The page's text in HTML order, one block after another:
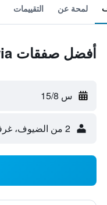
لمحة عن التقييمات
أفضل صفقات Hotel Lubavia
س 15/8
2 من الضيوف، غرفة واحدة